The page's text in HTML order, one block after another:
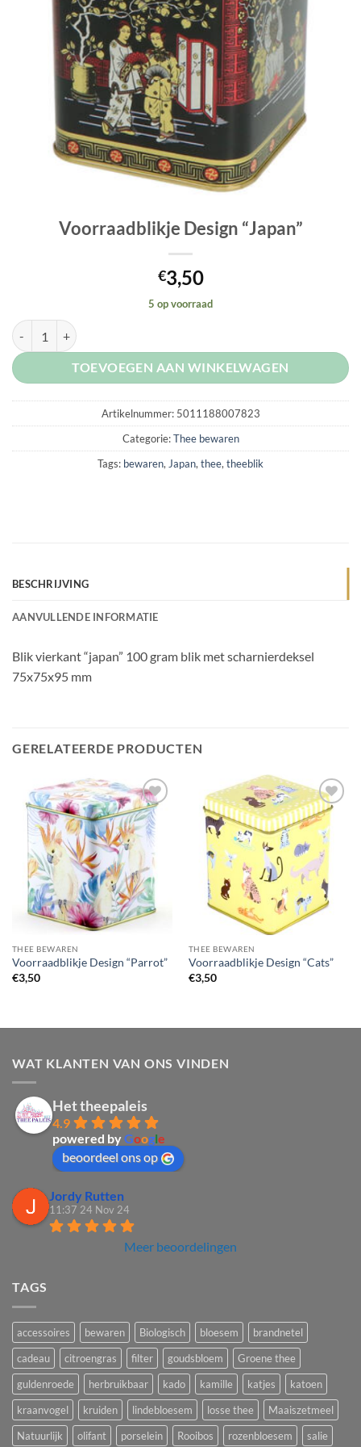
Voorraadblikje Design “Japan”
€3,50
5 op voorraad
Voorraadblikje Design "Japan" aantal
TOEVOEGEN AAN WINKELWAGEN
Artikelnummer: 5011188007823
Categorie:Thee bewaren
Tags: bewaren,Japan,thee,theeblik
BESCHRIJVING
AANVULLENDE INFORMATIE
Blik vierkant “japan” 100 gram blik met scharnierdeksel
75x75x95 mm
GERELATEERDE PRODUCTEN
THEE BEWAREN
Voorraadblikje Design “Parrot”
€3,50
THEE BEWAREN
Voorraadblikje Design “Cats”
€3,50
WAT KLANTEN VAN ONS VINDEN
Het theepaleis
4.9
powered byGoogle
beoordeel ons op
Jordy Rutten
11:37 24 Nov 24
Meer beoordelingen
TAGS
accessoires bewaren Biologisch bloesem
brandnetel
cadeau
citroengras filter goudsbloem
Groene thee
guldenroede
herbruikbaar kado kamille katjes
katoen
kraanvogel
kruiden lindebloesem losse thee
Maaiszetmeel
Natuurlijk
olifant porselein Rooibos rozenbloesem salie